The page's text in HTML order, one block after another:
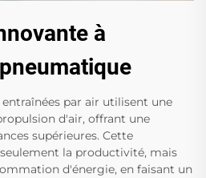
à
par air utilisent une
d'air, offrant une
supérieures. Cette
la productivité, mais
d'énergie, en faisant un